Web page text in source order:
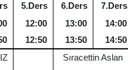
5.Ders 6.Ders 7.Ders
12:00
12:50
13:00
13:50
14:00
14:50
Sıracettin Aslan